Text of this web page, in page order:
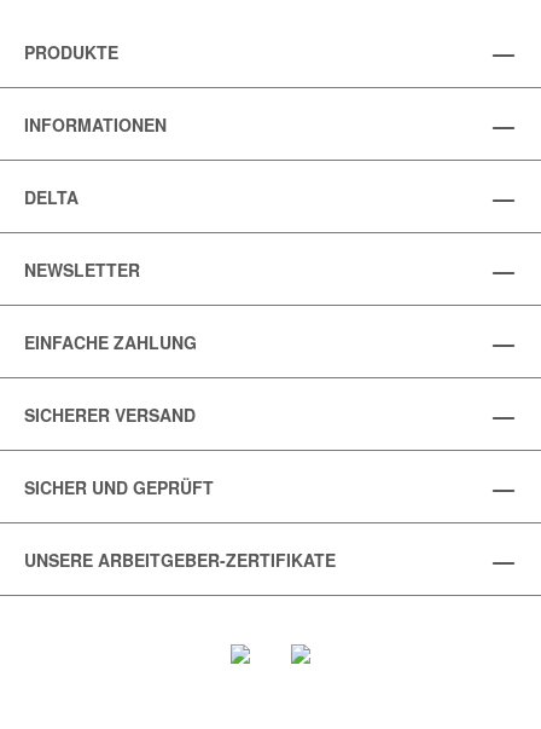
PRODUKTE
INFORMATIONEN
DELTA
NEWSLETTER
EINFACHE ZAHLUNG
SICHERER VERSAND
SICHER UND GEPRÜFT
UNSERE ARBEITGEBER-ZERTIFIKATE